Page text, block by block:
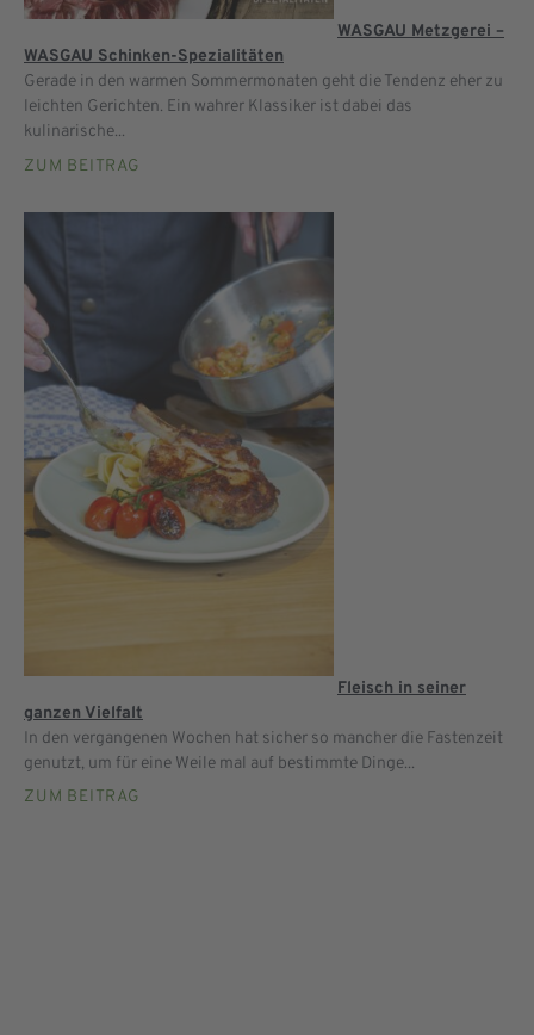
WASGAU Metzgerei –
WASGAU Schinken-Spezialitäten
Gerade in den warmen Sommermonaten geht die Tendenz eher zu
leichten Gerichten. Ein wahrer Klassiker ist dabei das
kulinarische...
ZUM BEITRAG
Fleisch in seiner
ganzen Vielfalt
In den vergangenen Wochen hat sicher so mancher die Fastenzeit
genutzt, um für eine Weile mal auf bestimmte Dinge...
ZUM BEITRAG